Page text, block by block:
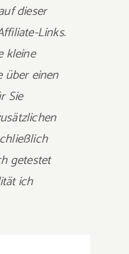
dieser
Links.
kleine
über einen
Sie
getestet
ich